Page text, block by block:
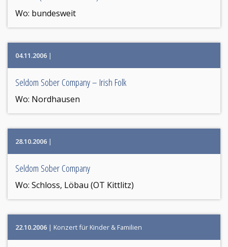
Wo: bundesweit
04.11.2006 |
Seldom Sober Company – Irish Folk
Wo: Nordhausen
28.10.2006 |
Seldom Sober Company
Wo: Schloss, Löbau (OT Kittlitz)
22.10.2006 | Konzert für Kinder & Familien